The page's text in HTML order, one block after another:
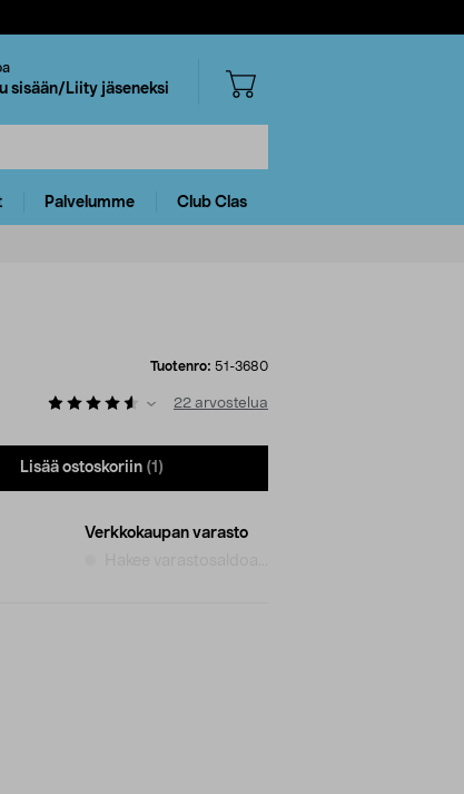
sisään/Liity jäseneksi
Palvelumme Club Clas
Tuotenro: 51-3680
22 arvostelua
Lisää ostoskoriin (1)
Verkkokaupan varasto